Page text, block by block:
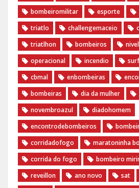
bombeiromilitar
esporte
triatlo
challengemaceio
triatlhon
bombeiros
operacional
incendio
cbmal
enbombeiras
bombeiras
dia da mulher
novembroazul
diadohomem
encontrodebombeiros
corridadofogo
maratoninha
corrida do fogo
bombeiro
reveillon
ano novo sat